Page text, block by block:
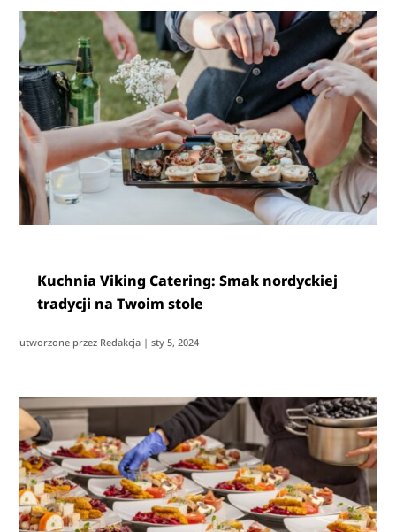
Kuchnia Viking Catering: Smak nordyckiej
tradycji na Twoim stole
utworzone przez Redakcja |sty 5, 2024